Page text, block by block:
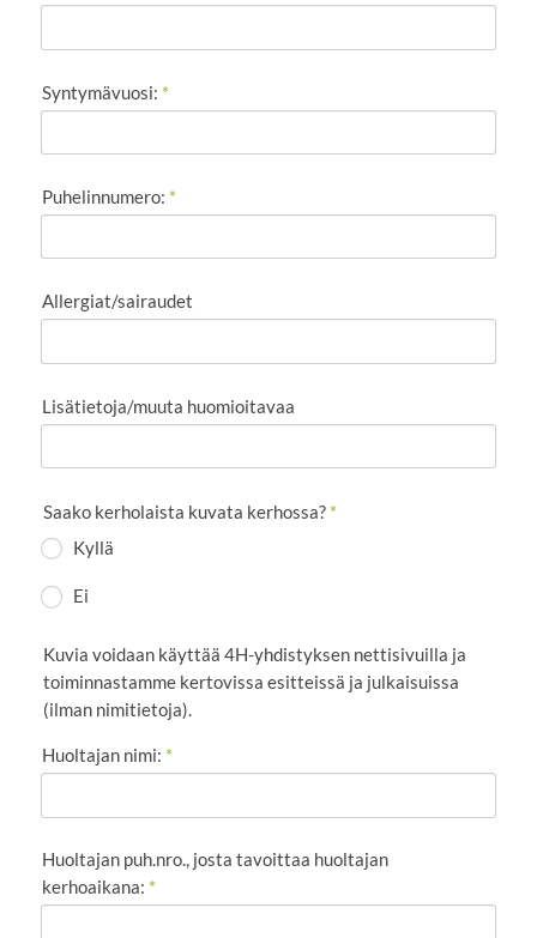
Syntymävuosi: *
Puhelinnumero: *
Allergiat/sairaudet
Lisätietoja/muuta huomioitavaa
Saako kerholaista kuvata kerhossa?*
Kyllä
Ei
Kuvia voidaan käyttää 4H-yhdistyksen nettisivuilla ja
toiminnastamme kertovissa esitteissä ja julkaisuissa
(ilman nimitietoja).
Huoltajan nimi: *
Huoltajan puh.nro., josta tavoittaa huoltajan
kerhoaikana: *